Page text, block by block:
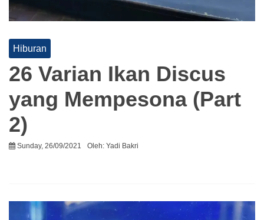
Hiburan
26 Varian Ikan Discus
yang Mempesona (Part
2)
Sunday, 26/09/2021 Oleh: Yadi Bakri